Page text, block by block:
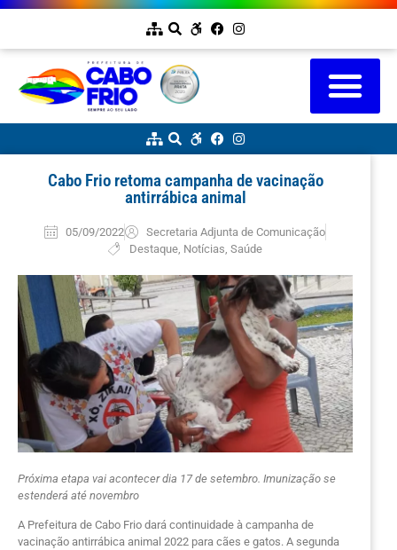
Cabo Frio retoma campanha de vacinação
antirrábica animal
05/09/2022
Secretaria Adjunta de Comunicação
Destaque, Notícias Saúde
Próxima etapa vai acontecer dia 17 de setembro. Imunização se
estenderá até novembro
A Prefeitura de Cabo Frio dará continuidade à campanha de
vacinação antirrábica animal 2022 para cães e gatos. A segunda